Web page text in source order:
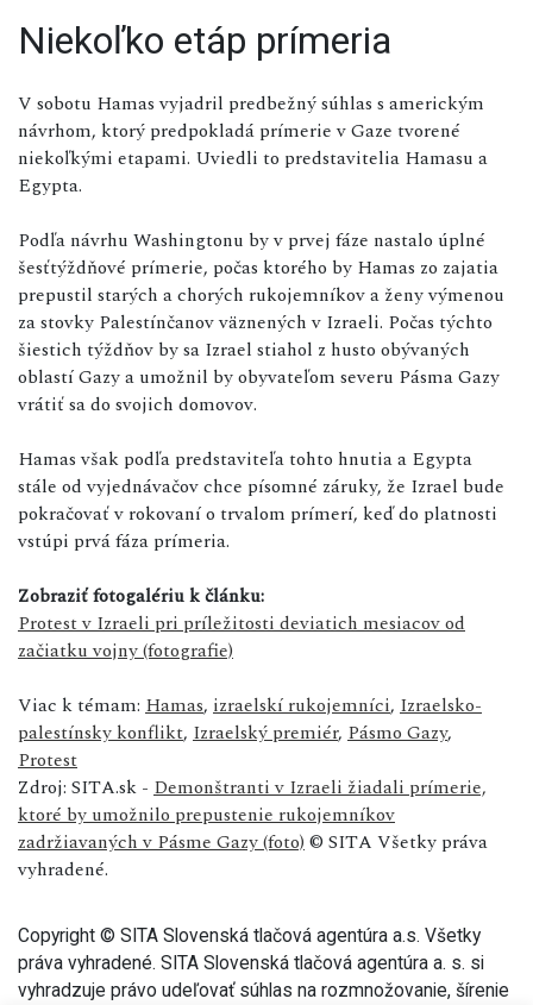
Niekoľko etáp prímeria
V sobotu Hamas vyjadril predbežný súhlas s americkým
návrhom, ktorý predpokladá prímerie v Gaze tvorené
niekoľkými etapami. Uviedli to predstavitelia Hamasu a
Egypta.
Podľa návrhu Washingtonu by v prvej fáze nastalo úplné
šesťtýždňové prímerie, počas ktorého by Hamas zo zajatia
prepustil starých a chorých rukojemníkov a ženy výmenou
za stovky Palestínčanov väznených v Izraeli. Počas týchto
šiestich týždňov by sa Izrael stiahol z husto obývaných
oblastí Gazy a umožnil by obyvateľom severu Pásma Gazy
vrátiť sa do svojich domovov.
Hamas však podľa predstaviteľa tohto hnutia a Egypta
stále od vyjednávačov chce písomné záruky, že Izrael bude
pokračovať v rokovaní o trvalom prímerí, keď do platnosti
vstúpi prvá fáza prímeria.
Zobraziť fotogalériu k článku:
Protest v Izraeli pri príležitosti deviatich mesiacov od
začiatku vojny (fotografie)
Viac k témam: Hamas, izraelskí rukojemníci, Izraelsko-
palestínsky konflikt, Izraelský premiér, Pásmo Gazy,
Protest
Zdroj: SITA.sk - Demonštranti v Izraeli žiadali prímerie,
ktoré by umožnilo prepustenie rukojemníkov
zadržiavaných v Pásme Gazy (foto) © SITA Všetky práva
vyhradené.
Copyright © SITA Slovenská tlačová agentúra a.s. Všetky
práva vyhradené. SITA Slovenská tlačová agentúra a. s. si
vyhradzuje právo udeľovať súhlas na rozmnožovanie, šírenie